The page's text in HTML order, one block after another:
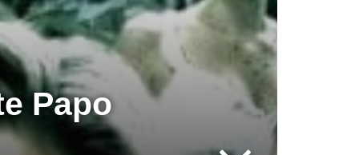
Papo